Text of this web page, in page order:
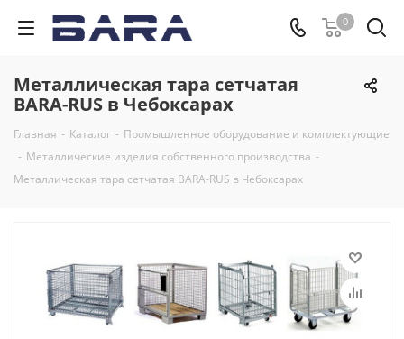
0
Металлическая тара сетчатая
BARA-RUS в Чебоксарах
Главная - Каталог - Промышленное оборудование и комплектующие
- Металлические изделия собственного производства -
Металлическая тара сетчатая BARA-RUS в Чебоксарах